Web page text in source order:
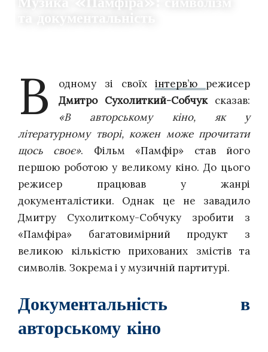
та документальність
В одному зі своїхінтерв’ю режисер
Дмитро Сухолиткий-Собчуксказав:
«В авторському кіно, як у
літературному творі, кожен може прочитати
щось своє». Фільм «Памфір» став його
першою роботою у великому кіно. До цього
режисер працював у жанрі
документалістики. Однак це не завадило
Дмитру Сухолиткому-Собчуку зробити з
«Памфіра» багатовимірний продукт з
великою кількістю прихованих змістів та
символів. Зокрема і у музичній партитурі.
Документальність в
авторському кіно